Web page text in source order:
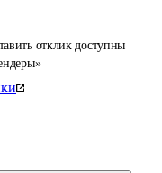
отклик доступны